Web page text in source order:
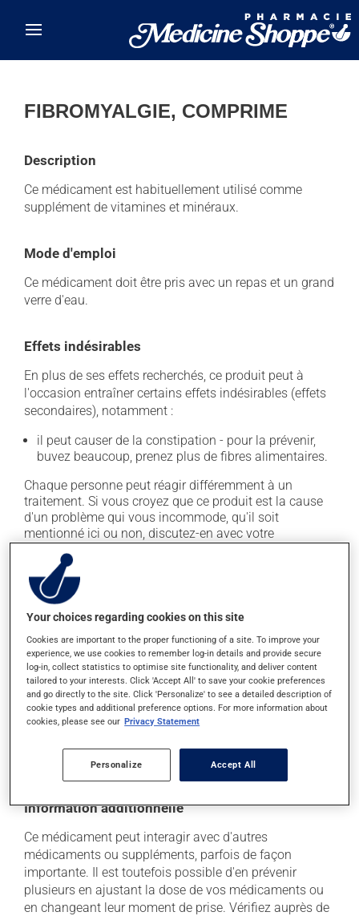
FIBROMYALGIE, COMPRIME
Description
Ce médicament est habituellement utilisé comme
supplément de vitamines et minéraux.
Mode d'emploi
Ce médicament doit être pris avec un repas et un grand
verre d'eau.
Effets indésirables
En plus de ses effets recherchés, ce produit peut à
l'occasion entraîner certains effets indésirables (effets
secondaires), notamment :
il peut causer de la constipation - pour la prévenir,
buvez beaucoup, prenez plus de fibres alimentaires.
Chaque personne peut réagir différemment à un
traitement. Si vous croyez que ce produit est la cause
d'un problème qui vous incommode, qu'il soit
mentionné ici ou non, discutez-en avec votre
professionnel(le) de la santé. Il ou elle peut vous aider
à déterminer si votre traitement en est effectivement la
cause et, au besoin, vous aider à bien gérer la situation.
Conservation
Comme la plupart des médicaments, vous devriez
garder ce produit à la température ambiante.
Conservez-le dans un endroit sécuritaire où il ne sera
pas exposé à la chaleur, à l'humidité ou à la lumière du
soleil. Faites détruire de façon sécuritaire toute
péremption.
Information additionnelle
Ce médicament peut interagir avec d'autres
médicaments ou suppléments, parfois de façon
importante. Il est toutefois possible d'en prévenir
plusieurs en ajustant la dose de vos médicaments ou
en changeant leur moment de prise. Vérifiez auprès de
Your choices regarding cookies on this site
Cookies are important to the proper functioning of a site. To improve your
experience, we use cookies to remember log-in details and provide secure
log-in, collect statistics to optimise site functionality, and deliver content
tailored to your interests. Click 'Accept All' to save your cookie preferences
and go directly to the site. Click 'Personalize' to see a detailed description of
cookie types and additional preference options. For more information about
cookies, please see our Privacy Statement
Personalize Accept All